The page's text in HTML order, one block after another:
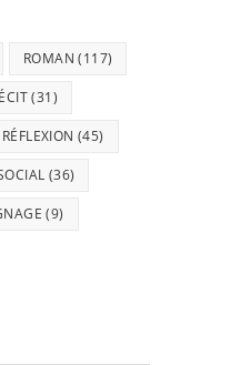
ROMAN (117)
(31)
RÉFLEXION (45)
(36)
(9)